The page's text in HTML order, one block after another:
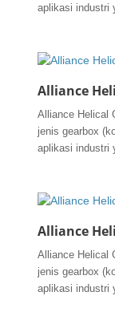
aplikasi industri
Alliance
Alliance Helical
jenis gearbox
aplikasi industri
Alliance
Alliance Helical
jenis gearbox
aplikasi industri